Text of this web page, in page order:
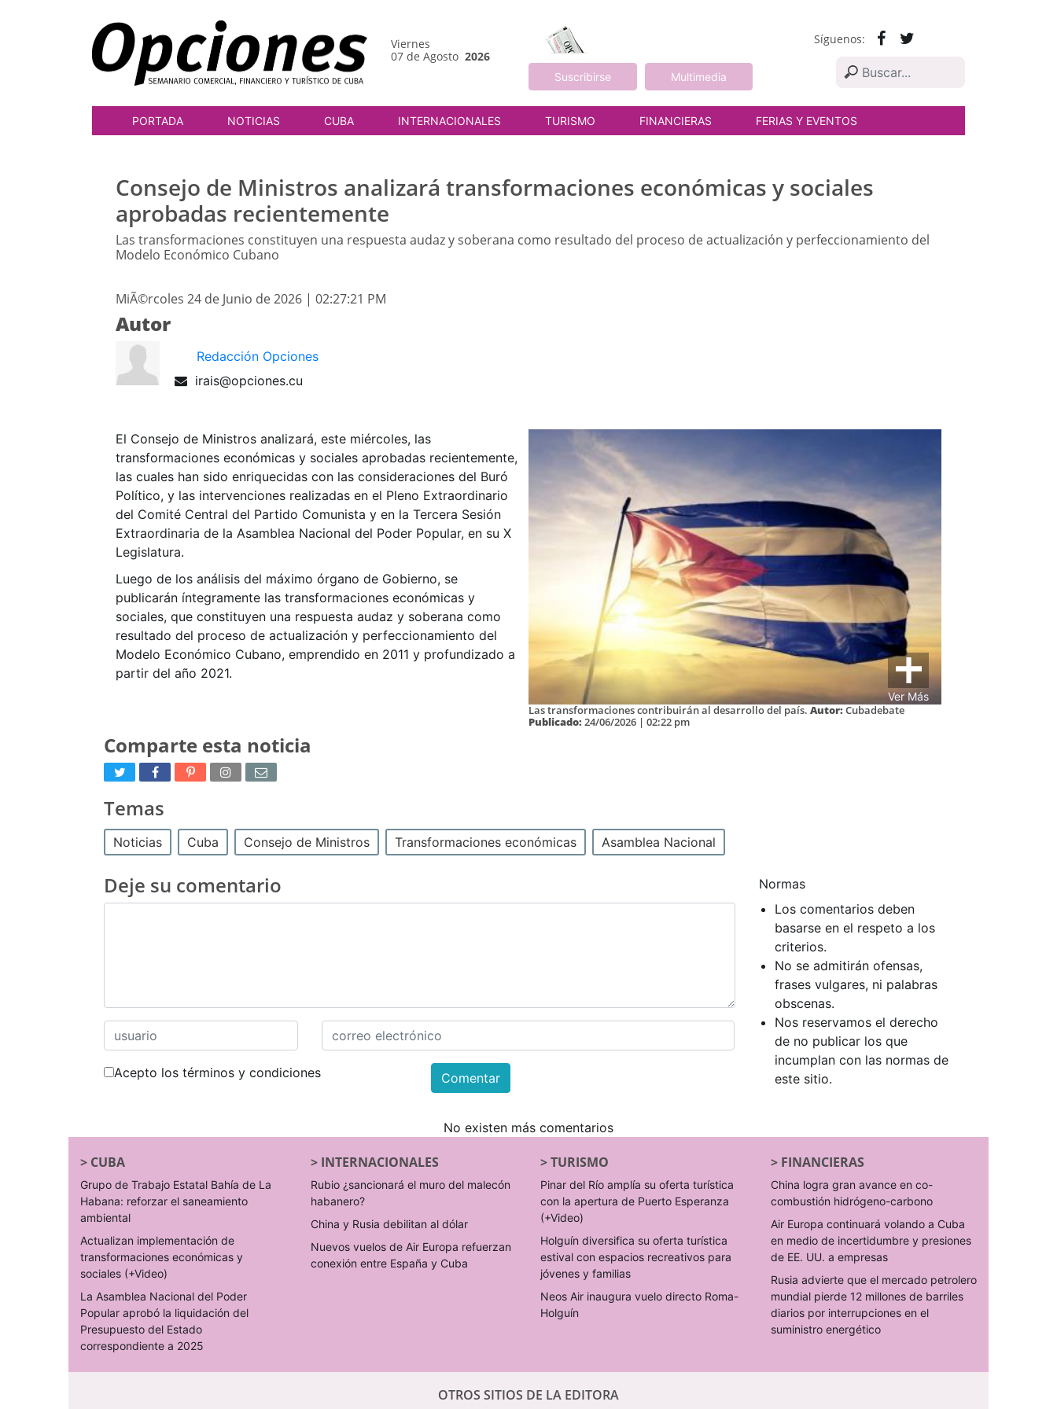
Viernes
07 de Agosto 2026
Suscribirse Multimedia
Síguenos:
PORTADA NOTICIAS CUBA INTERNACIONALES TURISMO FINANCIERAS FERIAS Y EVENTOS
Consejo de Ministros analizará transformaciones económicas y sociales
aprobadas recientemente
Las transformaciones constituyen una respuesta audaz y soberana como resultado del proceso de actualización y perfeccionamiento del
Modelo Económico Cubano
MiÃ©rcoles 24 de Junio de 2026 | 02:27:21 PM
Autor
Redacción Opciones
irais@opciones.cu
Ver Más
Las transformaciones contribuirán al desarrollo del país. Autor: Cubadebate
Publicado: 24/06/2026 | 02:22 pm
El Consejo de Ministros analizará, este miércoles, las
transformaciones económicas y sociales aprobadas recientemente,
las cuales han sido enriquecidas con las consideraciones del Buró
Político, y las intervenciones realizadas en el Pleno Extraordinario
del Comité Central del Partido Comunista y en la Tercera Sesión
Extraordinaria de la Asamblea Nacional del Poder Popular, en su X
Legislatura.
Luego de los análisis del máximo órgano de Gobierno, se
publicarán íntegramente las transformaciones económicas y
sociales, que constituyen una respuesta audaz y soberana como
resultado del proceso de actualización y perfeccionamiento del
Modelo Económico Cubano, emprendido en 2011 y profundizado a
partir del año 2021.
Comparte esta noticia
Temas
Noticias Cuba Consejo de Ministros Transformaciones económicas Asamblea Nacional
Deje su comentario
Acepto los términos y condiciones Comentar
Normas
Los comentarios deben
basarse en el respeto a los
criterios.
No se admitirán ofensas,
frases vulgares, ni palabras
obscenas.
Nos reservamos el derecho
de no publicar los que
incumplan con las normas de
este sitio.
No existen más comentarios
> CUBA
Grupo de Trabajo Estatal Bahía de La
Habana: reforzar el saneamiento
ambiental
Actualizan implementación de
transformaciones económicas y
sociales (+Video)
La Asamblea Nacional del Poder
Popular aprobó la liquidación del
Presupuesto del Estado
correspondiente a 2025
> INTERNACIONALES
Rubio ¿sancionará el muro del malecón
habanero?
China y Rusia debilitan al dólar
Nuevos vuelos de Air Europa refuerzan
conexión entre España y Cuba
>TURISMO
Pinar del Río amplía su oferta turística
con la apertura de Puerto Esperanza
(+Video)
Holguín diversifica su oferta turística
estival con espacios recreativos para
jóvenes y familias
Neos Air inaugura vuelo directo Roma-
Holguín
> FINANCIERAS
China logra gran avance en co-
combustión hidrógeno-carbono
Air Europa continuará volando a Cuba
en medio de incertidumbre y presiones
de EE. UU. a empresas
Rusia advierte que el mercado petrolero
mundial pierde 12 millones de barriles
diarios por interrupciones en el
suministro energético
OTROS SITIOS DE LA EDITORA